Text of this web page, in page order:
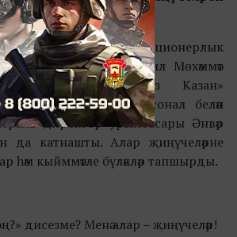
«Татмедиа» Акционерлык
директоры Шамил Мөхәммәт
«Газпром трансгаз Казан»
һәм персонал белән
директор урынбасары Әнвәр
да катнашты. Алар җиңүчеләрне
һәм кыйммәтле бүләкләр тапшырды.
дисезме? Менә алар – җиңүчеләр!